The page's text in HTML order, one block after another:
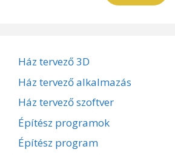
Ház tervező 3D
Ház tervező alkalmazás
Ház tervező szoftver
Építész programok
Építész program